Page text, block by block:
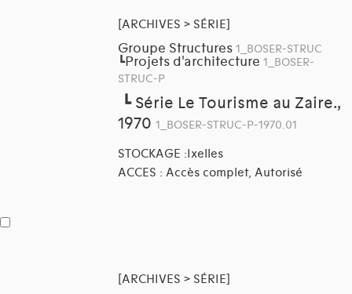
[ARCHIVES > SÉRIE]
Groupe Structures 1_BOSER-STRUC
┗Projets d'architecture 1_BOSER-
STRUC-P
┗ Série Le Tourisme au Zaire.,
1970 1_BOSER-STRUC-P-1970.01
STOCKAGE :Ixelles
ACCES : Accès complet, Autorisé
[ARCHIVES > SÉRIE]